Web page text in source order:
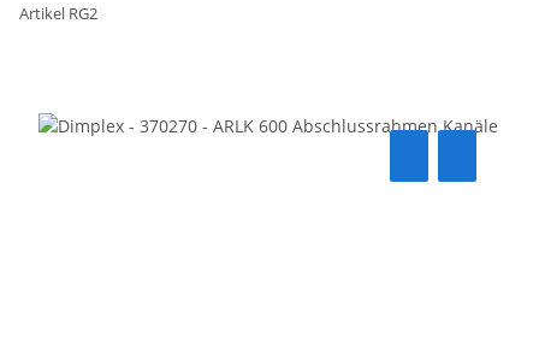
Artikel RG2